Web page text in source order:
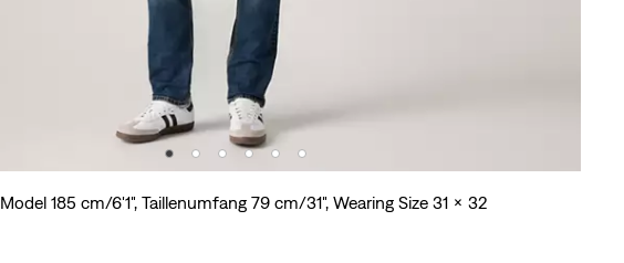
Model 185 cm/6'1", Taillenumfang 79 cm/31", Wearing Size 31 x 32